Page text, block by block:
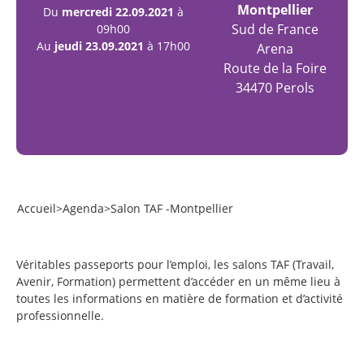
Du mercredi 22.09.2021 à
09h00
Au jeudi 23.09.2021 à 17h00
Montpellier
Sud de France
Arena
Route de la Foire
34470 Perols
Accueil>Agenda>Salon TAF -Montpellier
Véritables passeports pour l’emploi, les salons TAF (Travail,
Avenir, Formation) permettent d’accéder en un même lieu à
toutes les informations en matière de formation et d’activité
professionnelle.